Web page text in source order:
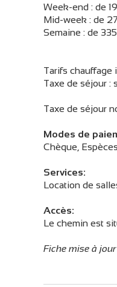
Week-end : de
Mid-week : de
Semaine : de
Tarifs chauffage
Taxe de séjour :
Taxe de séjour
Modes de
Chèque,
Services:
Location de
Accès:
Le chemin est
Fiche mise à